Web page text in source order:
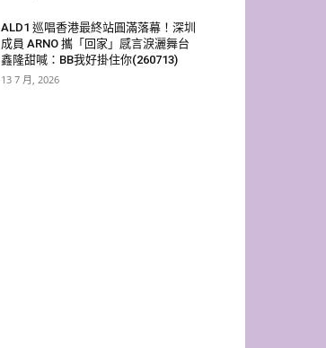
ALD1 巡唱香港最終站圓滿落幕！深圳
成員 ARNO 攜「回家」感言淚灑舞台
鑫隆甜喊：BB我好掛住你(260713)
13 7 月, 2026